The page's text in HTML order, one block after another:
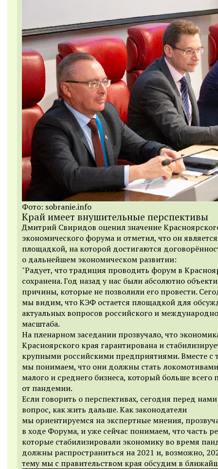
Фото: sobranie.info
Край имеет внушительные перспективы
Дмитрий Свиридов оценил значение
экономического форума и отметил, что он является
площадкой, на которой достигаются
о дальнейшем экономическом развитии:
"Радует, что традиция проводить форум в
сохранена. Год назад у нас были абсолютно
причины, которые не позволили его провести.
мы видим, что КЭФ остается площадкой для
актуальных вопросов российского и
масштаба.
На пленарном заседании прозвучало, что
Красноярского края гарантирована и
крупными российскими предприятиями. Вместе с
мы понимаем, что они должны стать
малого и среднего бизнеса, который больше всего
от пандемии.
Если говорить о перспективах, сегодня перед
вопрос, как жить дальше. Как законодатели
мы ориентируемся на экспертные мнения,
в ходе Форума, и уже сейчас понимаем, что часть
которые стабилизировали экономику во время
должны распространиться на 2021 и, возможно,
тему мы с правительством края обсудим в